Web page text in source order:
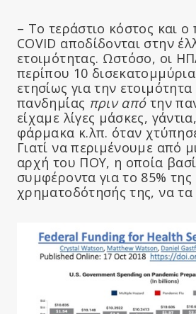
– Το τεράστιο κόστος και
COVID αποδίδονται στην
ετοιμότητας. Ωστόσο, οι
περίπου 10
ετησίως για την
πανδημίας πριν απότην
είχαμε λίγες μάσκες,
φάρμακα κ.λπ. όταν
Γιατί να περιμένουμε από
αρχή του ΠΟΥ, η οποία
συμφέροντα για το 85% της
χρηματοδότησής της, να τα